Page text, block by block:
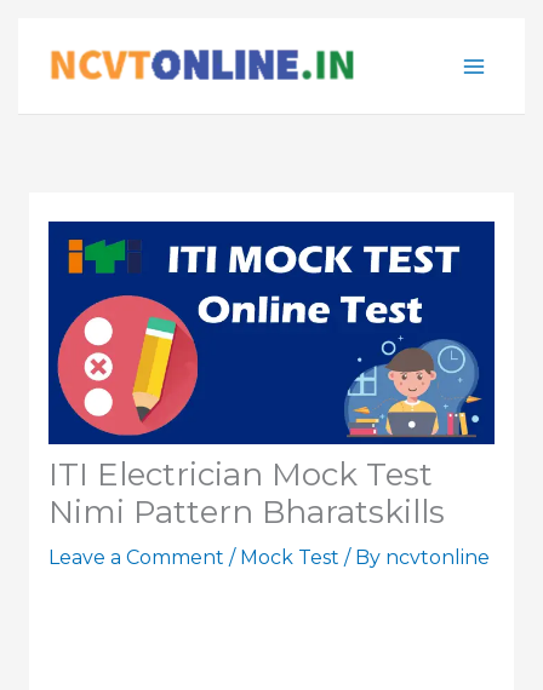
content
ITI Electrician Mock Test
Nimi Pattern Bharatskills
Leave a Comment / Mock Test / By ncvtonline